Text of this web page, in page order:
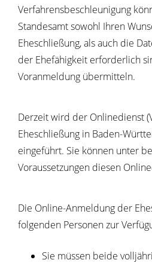
Verfahrensbeschleunigung
Standesamt sowohl Ihren
Eheschließung, als auch die
der Ehefähigkeit erforderlich
Voranmeldung übermitteln.
Derzeit wird der Onlinedienst
Eheschließung in Baden-
eingeführt. Sie können unter
Voraussetzungen diesen
Die Online-Anmeldung der
folgenden Personen zur
Sie müssen beide